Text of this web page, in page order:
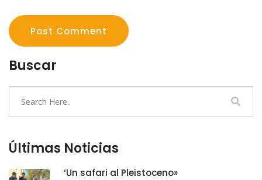
Post Comment
Buscar
Últimas Noticias
‘Un safari al Pleistoceno»